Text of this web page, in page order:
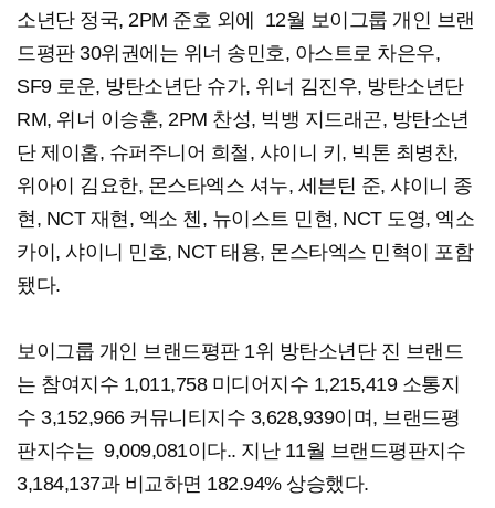
소년단 정국, 2PM 준호 외에 12월 보이그룹 개인 브랜
드평판 30위권에는 위너 송민호, 아스트로 차은우,
SF9 로운, 방탄소년단 슈가, 위너 김진우, 방탄소년단
RM, 위너 이승훈, 2PM 찬성, 빅뱅 지드래곤, 방탄소년
단 제이홉, 슈퍼주니어 희철, 샤이니 키, 빅톤 최병찬,
위아이 김요한, 몬스타엑스 셔누, 세븐틴 준, 샤이니 종
현, NCT 재현, 엑소 첸, 뉴이스트 민현, NCT 도영, 엑소
카이, 샤이니 민호, NCT 태용, 몬스타엑스 민혁이 포함
됐다.
보이그룹 개인 브랜드평판 ​1위 방탄소년단 진 브랜드
는 참여지수 1,011,758 미디어지수 1,215,419 소통지
수 3,152,966 커뮤니티지수 3,628,939이며, 브랜드평
판지수는 9,009,081이다.. 지난 11월 브랜드평판지수
3,184,137과 비교하면 182.94% 상승했다.